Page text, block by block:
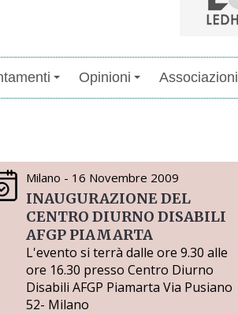
Opinioni Associazioni
Milano - 16 Novembre 2009
INAUGURAZIONE DEL
CENTRO DIURNO DISABILI
AFGP PIAMARTA
L'evento si terrà dalle ore 9.30 alle
ore 16.30 presso Centro Diurno
Disabili AFGP Piamarta Via Pusiano
52- Milano